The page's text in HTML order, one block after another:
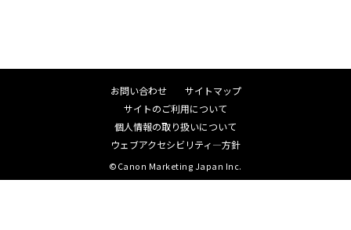
お問い合わせ
サイトマップ
サイトのご利用について
個人情報の取り扱いについて
ウェブアクセシビリティ―方針
©Canon Marketing Japan Inc.